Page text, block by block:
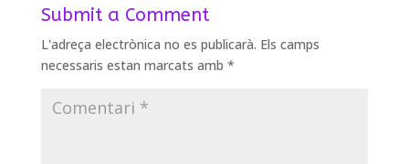
Submit a Comment
L'adreça electrònica no es publicarà. Els camps
necessaris estan marcats amb *